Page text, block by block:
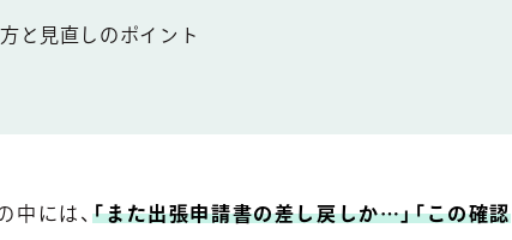
と見直しのポイント
中には、「また出張申請書の差し戻しか…」「この確認